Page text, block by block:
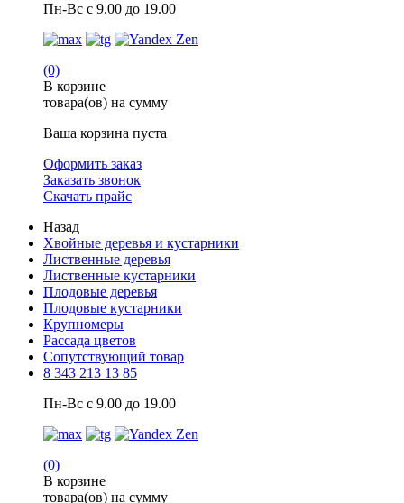
Пн-Вс с 9.00 до 19.00
(0)
В корзине
товара(ов) на сумму
Ваша корзина пуста
Оформить заказ
Заказать звонок
Скачать прайс
Назад
Хвойные деревья и кустарники
Лиственные деревья
Лиственные кустарники
Плодовые деревья
Плодовые кустарники
Крупномеры
Рассада цветов
Сопутствующий товар
8 343 213 13 85
Пн-Вс с 9.00 до 19.00
(0)
В корзине
товара(ов) на сумму